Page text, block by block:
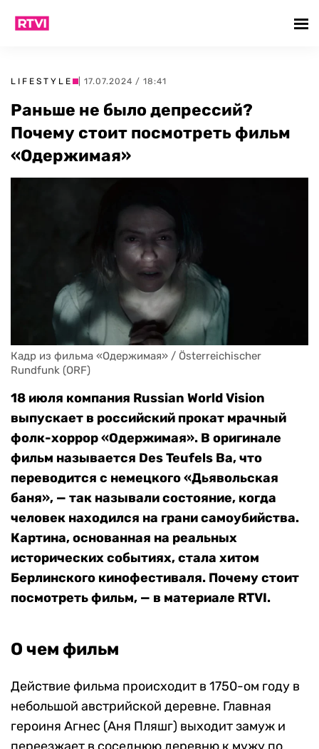
LIFESTYLE | 17.07.2024 / 18:41
Раньше не было депрессий?
Почему стоит посмотреть фильм
«Одержимая»
Кадр из фильма «Одержимая» / Österreichischer
Rundfunk (ORF)
18 июля компания Russian World Vision
выпускает в российский прокат мрачный
фолк-хоррор «Одержимая». В оригинале
фильм называется Des Teufels Ba, что
переводится с немецкого «Дьявольская
баня», — так называли состояние, когда
человек находился на грани самоубийства.
Картина, основанная на реальных
исторических событиях, стала хитом
Берлинского кинофестиваля. Почему стоит
посмотреть фильм, — в материале RTVI.
О чем фильм
Действие фильма происходит в 1750-ом году в
небольшой австрийской деревне. Главная
героиня Агнес (Аня Пляшг) выходит замуж и